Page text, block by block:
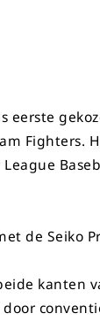
eerste
Fighters.
de Seiko
kanten